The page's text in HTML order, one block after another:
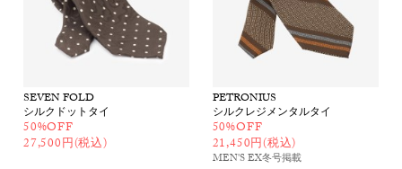
SEVEN FOLD
シルクドットタイ
50%OFF
27,500円(税込)
PETRONIUS
シルクレジメンタルタイ
50%OFF
21,450円(税込)
MEN'S EX冬号掲載